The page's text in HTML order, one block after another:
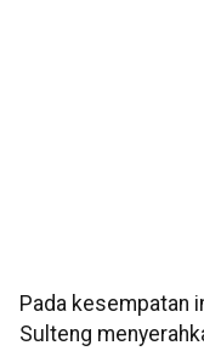
Pada kesempatan
Sulteng